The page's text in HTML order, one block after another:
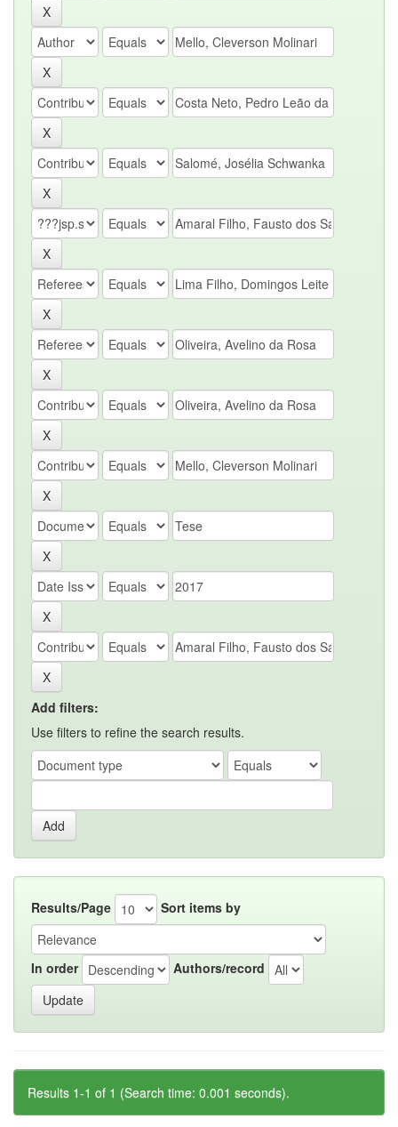
Add filters:
Use filters to refine the search results.
Results/Page Sort items by
In order Authors/record
Results 1-1 of 1 (Search time: 0.001 seconds).